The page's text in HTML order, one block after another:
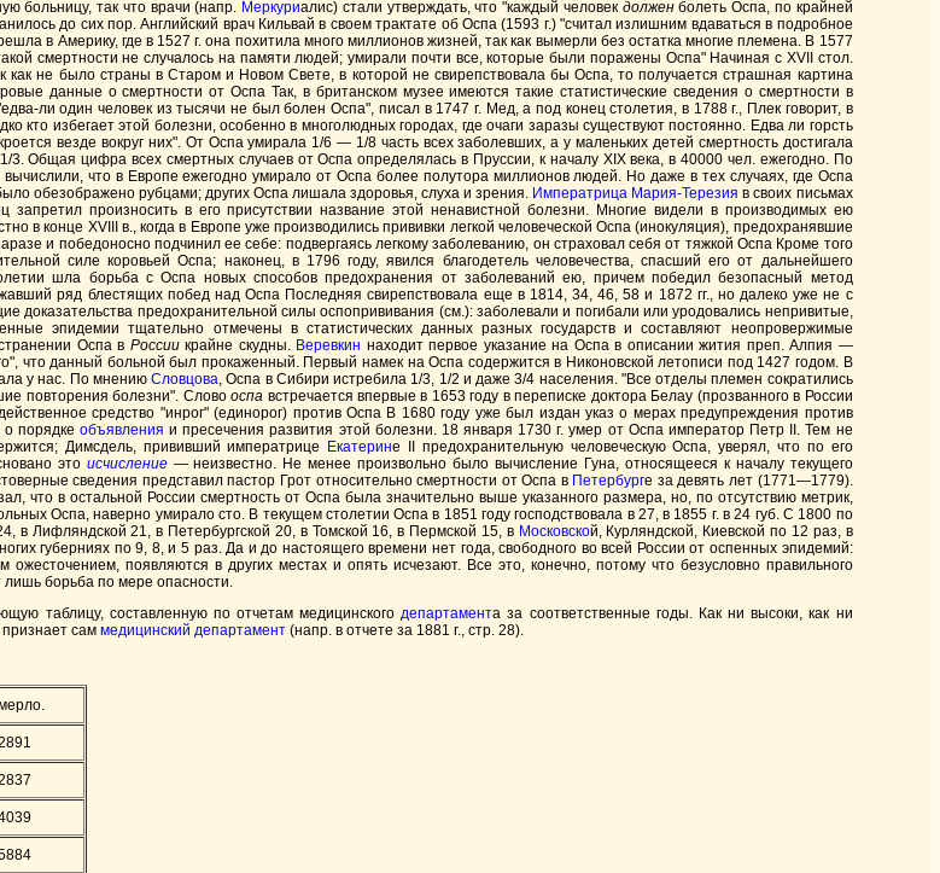
больницу, так что врачи (напр. Меркуриалис) стали утверждать, что "каждый человек долженболеть Оспа, по крайней
до сих пор. Английский врач Кильвай в своем трактате об Оспа (1593 г.) "считал излишним вдаваться в подробное
в Америку, где в 1527 г. она похитила много миллионов жизней, так как вымерли без остатка многие племена. В 1577
смертности не случалось на памяти людей; умирали почти все, которые были поражены Оспа" Начиная с XVII стол.
не было страны в Старом и Новом Свете, в которой не свирепствовала бы Оспа, то получается страшная картина
данные о смертности от Оспа Так, в британском музее имеются такие статистические сведения о смертности в
ли один человек из тысячи не был болен Оспа", писал в 1747 г. Мед, а под конец столетия, в 1788 г., Плек говорит, в
избегает этой болезни, особенно в многолюдных городах, где очаги заразы существуют постоянно. Едва ли горсть
везде вокруг них". От Оспа умирала 1/6 — 1/8 часть всех заболевших, а у маленьких детей смертность достигала
цифра всех смертных случаев от Оспа определялась в Пруссии, к началу XIX века, в 40000 чел. ежегодно. По
что в Европе ежегодно умирало от Оспа более полутора миллионов людей. Но даже в тех случаях, где Оспа
обезображено рубцами; других Оспа лишала здоровья, слуха и зрения. Императрица Мария-Терезия в своих письмах
произносить в его присутствии название этой ненавистной болезни. Многие видели в производимых ею
в конце XVIII в., когда в Европе уже производились прививки легкой человеческой Оспа (инокуляция), предохранявшие
и победоносно подчинил ее себе: подвергаясь легкому заболеванию, он страховал себя от тяжкой Оспа Кроме того
силе коровьей Оспа; наконец, в 1796 году, явился благодетель человечества, спасший его от дальнейшего
шла борьба с Оспа новых способов предохранения от заболеваний ею, причем победил безопасный метод
ряд блестящих побед над Оспа Последняя свирепствовала еще в 1814, 34, 46, 58 и 1872 гг., но далеко уже не с
доказательства предохранительной силы оспопрививания (см.): заболевали и погибали или уродовались непривитые,
эпидемии тщательно отмечены в статистических данных разных государств и составляют неопровержимые
Оспа в Россиикрайне скудны. Веревкин находит первое указание на Оспа в описании жития преп. Алпия —
что данный больной был прокаженный. Первый намек на Оспа содержится в Никоновской летописи под 1427 годом. В
у нас. По мнениюСловцова, Оспа в Сибири истребила 1/3, 1/2 и даже 3/4 населения. "Все отделы племен сократились
повторения болезни". Словооспа встречается впервые в 1653 году в переписке доктора Белау (прозванного в России
средство "инрог" (единорог) против Оспа В 1680 году уже был издан указ о мерах предупреждения против
порядке объявления и пресечения развития этой болезни. 18 января 1730 г. умер от Оспа император Петр II. Тем не
Димсдель, прививший императрице
Екатерине II предохранительную человеческую Оспа, уверял, что по его
это исчисление—неизвестно. Не менее произвольно было вычисление Гуна, относящееся к началу текущего
сведения представил пастор Грот относительно смертности от Оспа в Петербурге за девять лет (1771—1779).
что в остальной России смертность от Оспа была значительно выше указанного размера, но, по отсутствию метрик,
Оспа, наверно умирало сто. В текущем столетии Оспа в 1851 году господствовала в 27, в 1855 г. в 24 губ. С 1800 по
в Лифляндской 21, в Петербургской 20, в Томской 16, в Пермской 15, в Московской, Курляндской, Киевской по 12 раз, в
губерниях по 9, 8, и 5 раз. Да и до настоящего времени нет года, свободного во всей России от оспенных эпидемий:
появляются в других местах и опять исчезают. Все это, конечно, потому что безусловно правильного
лишь борьба по мере опасности.
таблицу, составленную по отчетам медицинскогодепартамента за соответственные годы. Как ни высоки, как ни
сам медицинский департамент (напр. в отчете за 1881 г., стр. 28).